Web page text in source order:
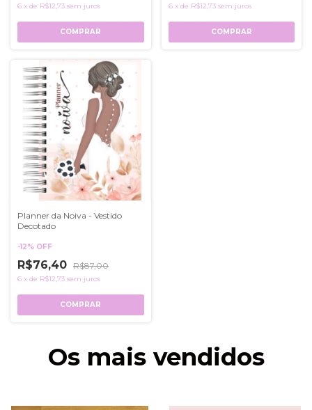
6 x de R$12,73 sem juros
COMPRAR
6 x de R$12,73 sem juros
COMPRAR
Planner da Noiva - Vestido
Decotado
-12% OFF
R$76,40 R$87,00
6 x de R$12,73 sem juros
COMPRAR
Os mais vendidos